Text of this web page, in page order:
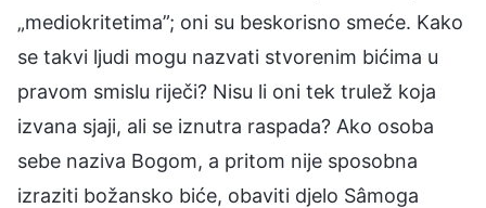
„mediokritetima”; oni su beskorisno smeće. Kako
se takvi ljudi mogu nazvati stvorenim bićima u
pravom smislu riječi? Nisu li oni tek trulež koja
izvana sjaji, ali se iznutra raspada? Ako osoba
sebe naziva Bogom, a pritom nije sposobna
izraziti božansko biće, obaviti djelo Sâmoga